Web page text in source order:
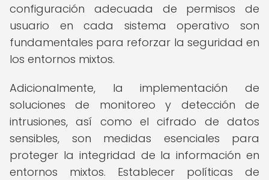
configuración adecuada de permisos de
usuario en cada sistema operativo son
fundamentales para reforzar la seguridad en
los entornos mixtos.
Adicionalmente, la implementación de
soluciones de monitoreo y detección de
intrusiones, así como el cifrado de datos
sensibles, son medidas esenciales para
proteger la integridad de la información en
entornos mixtos. Establecer políticas de